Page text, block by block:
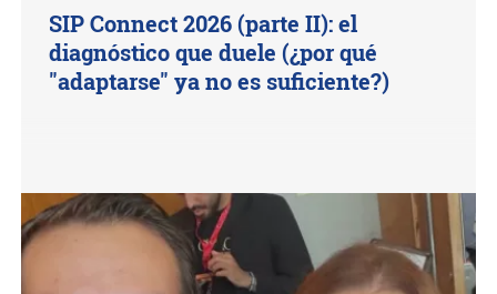
SIP Connect 2026 (parte II): el
diagnóstico que duele (¿por qué
"adaptarse" ya no es suficiente?)